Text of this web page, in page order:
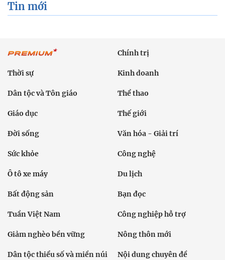
Tin mới
Chính trị
Thời sự Kinh doanh
Dân tộc và Tôn giáo Thể thao
Giáo dục Thế giới
Đời sống Văn hóa - Giải trí
Sức khỏe Công nghệ
Ô tô xe máy Du lịch
Bất động sản Bạn đọc
Tuần Việt Nam Công nghiệp hỗ trợ
Giảm nghèo bền vững Nông thôn mới
Dân tộc thiểu số và miền núi Nội dung chuyên đề